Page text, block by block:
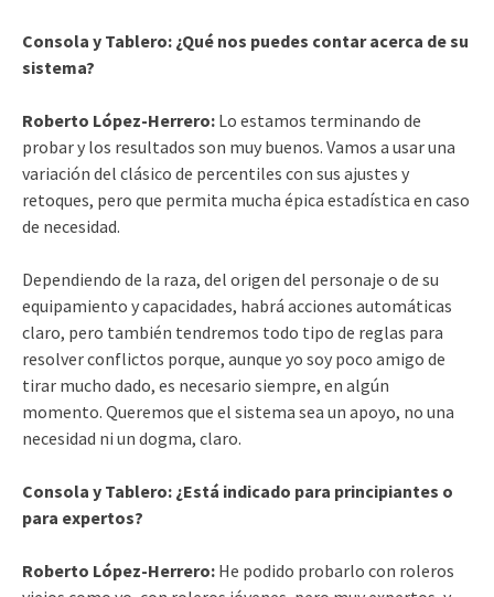
Consola y Tablero: ¿Qué nos puedes contar acerca de su
sistema?
Roberto López-Herrero: Lo estamos terminando de
probar y los resultados son muy buenos. Vamos a usar una
variación del clásico de percentiles con sus ajustes y
retoques, pero que permita mucha épica estadística en caso
de necesidad.
Dependiendo de la raza, del origen del personaje o de su
equipamiento y capacidades, habrá acciones automáticas
claro, pero también tendremos todo tipo de reglas para
resolver conflictos porque, aunque yo soy poco amigo de
tirar mucho dado, es necesario siempre, en algún
momento. Queremos que el sistema sea un apoyo, no una
necesidad ni un dogma, claro.
Consola y Tablero: ¿Está indicado para principiantes o
para expertos?
Roberto López-Herrero: He podido probarlo con roleros